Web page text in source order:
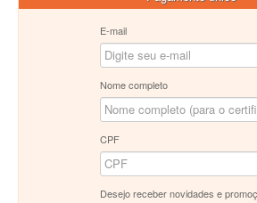
E-mail
Nome completo
CPF
Desejo receber novidades e